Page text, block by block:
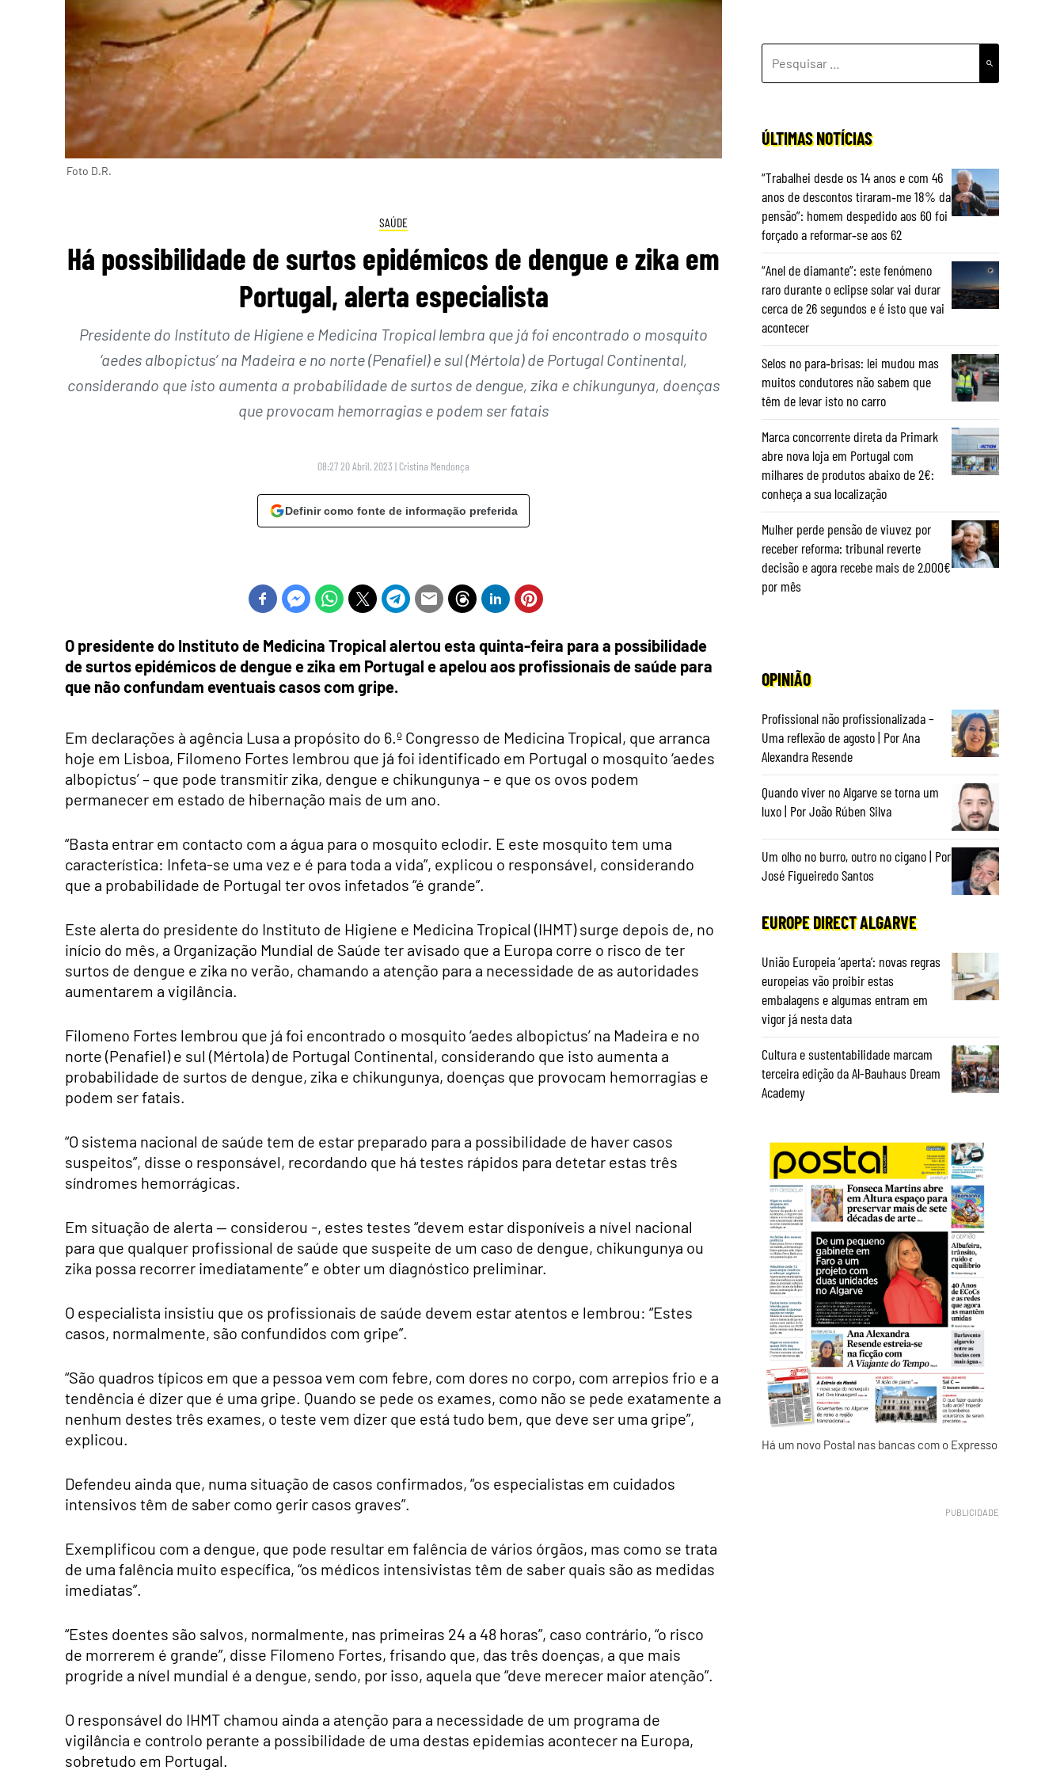
Foto D.R.
SAÚDE
Há possibilidade de surtos epidémicos de dengue e zika em
Portugal, alerta especialista
Presidente do Instituto de Higiene e Medicina Tropical lembra que já foi encontrado o mosquito
‘aedes albopictus’ na Madeira e no norte (Penafiel) e sul (Mértola) de Portugal Continental,
considerando que isto aumenta a probabilidade de surtos de dengue, zika e chikungunya, doenças
que provocam hemorragias e podem ser fatais
08:27 20 Abril, 2023 | Cristina Mendonça
Definir como fonte de informação preferida
O presidente do Instituto de Medicina Tropical alertou esta quinta-feira para a possibilidade
de surtos epidémicos de dengue e zika em Portugal e apelou aos profissionais de saúde para
que não confundam eventuais casos com gripe.
Em declarações à agência Lusa a propósito do 6.º Congresso de Medicina Tropical, que arranca
hoje em Lisboa, Filomeno Fortes lembrou que já foi identificado em Portugal o mosquito ‘aedes
albopictus’ – que pode transmitir zika, dengue e chikungunya – e que os ovos podem
permanecer em estado de hibernação mais de um ano.
“Basta entrar em contacto com a água para o mosquito eclodir. E este mosquito tem uma
característica: Infeta-se uma vez e é para toda a vida”, explicou o responsável, considerando
que a probabilidade de Portugal ter ovos infetados “é grande”.
Este alerta do presidente do Instituto de Higiene e Medicina Tropical (IHMT) surge depois de, no
início do mês, a Organização Mundial de Saúde ter avisado que a Europa corre o risco de ter
surtos de dengue e zika no verão, chamando a atenção para a necessidade de as autoridades
aumentarem a vigilância.
Filomeno Fortes lembrou que já foi encontrado o mosquito ‘aedes albopictus’ na Madeira e no
norte (Penafiel) e sul (Mértola) de Portugal Continental, considerando que isto aumenta a
probabilidade de surtos de dengue, zika e chikungunya, doenças que provocam hemorragias e
podem ser fatais.
“O sistema nacional de saúde tem de estar preparado para a possibilidade de haver casos
suspeitos”, disse o responsável, recordando que há testes rápidos para detetar estas três
síndromes hemorrágicas.
Em situação de alerta — considerou -, estes testes “devem estar disponíveis a nível nacional
para que qualquer profissional de saúde que suspeite de um caso de dengue, chikungunya ou
zika possa recorrer imediatamente” e obter um diagnóstico preliminar.
O especialista insistiu que os profissionais de saúde devem estar atentos e lembrou: “Estes
casos, normalmente, são confundidos com gripe”.
“São quadros típicos em que a pessoa vem com febre, com dores no corpo, com arrepios frio e a
tendência é dizer que é uma gripe. Quando se pede os exames, como não se pede exatamente a
nenhum destes três exames, o teste vem dizer que está tudo bem, que deve ser uma gripe”,
explicou.
Defendeu ainda que, numa situação de casos confirmados, “os especialistas em cuidados
intensivos têm de saber como gerir casos graves”.
Exemplificou com a dengue, que pode resultar em falência de vários órgãos, mas como se trata
de uma falência muito específica, “os médicos intensivistas têm de saber quais são as medidas
imediatas”.
“Estes doentes são salvos, normalmente, nas primeiras 24 a 48 horas”, caso contrário, “o risco
de morrerem é grande”, disse Filomeno Fortes, frisando que, das três doenças, a que mais
progride a nível mundial é a dengue, sendo, por isso, aquela que “deve merecer maior atenção”.
O responsável do IHMT chamou ainda a atenção para a necessidade de um programa de
vigilância e controlo perante a possibilidade de uma destas epidemias acontecer na Europa,
sobretudo em Portugal.
POR:
ÚLTIMAS NOTÍCIAS
“Trabalhei desde os 14 anos e com 46
anos de descontos tiraram‑me 18% da
pensão”: homem despedido aos 60 foi
forçado a reformar‑se aos 62
“Anel de diamante”: este fenómeno
raro durante o eclipse solar vai durar
cerca de 26 segundos e é isto que vai
acontecer
Selos no para‑brisas: lei mudou mas
muitos condutores não sabem que
têm de levar isto no carro
Marca concorrente direta da Primark
abre nova loja em Portugal com
milhares de produtos abaixo de 2€:
conheça a sua localização
Mulher perde pensão de viuvez por
receber reforma: tribunal reverte
decisão e agora recebe mais de 2.000€
por mês
OPINIÃO
Profissional não profissionalizada –
Uma reflexão de agosto | Por Ana
Alexandra Resende
Quando viver no Algarve se torna um
luxo | Por João Rúben Silva
Um olho no burro, outro no cigano | Por
José Figueiredo Santos
EUROPE DIRECT ALGARVE
União Europeia ‘aperta’: novas regras
europeias vão proibir estas
embalagens e algumas entram em
vigor já nesta data
Cultura e sustentabilidade marcam
terceira edição da Al-Bauhaus Dream
Academy
Há um novo Postal nas bancas com o Expresso